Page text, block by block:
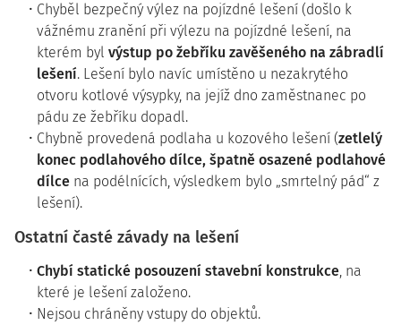
Chyběl bezpečný výlez na pojízdné lešení (došlo k
vážnému zranění při výlezu na pojízdné lešení, na
kterém byl výstup po žebříku zavěšeného na zábradlí
lešení. Lešení bylo navíc umístěno u nezakrytého
otvoru kotlové výsypky, na jejíž dno zaměstnanec po
pádu ze žebříku dopadl.
Chybně provedená podlaha u kozového lešení (zetlelý
konec podlahového dílce, špatně osazené podlahové
dílce na podélnících, výsledkem bylo „smrtelný pád“ z
lešení).
Ostatní časté závady na lešení
Chybí statické posouzení stavební konstrukce, na
které je lešení založeno.
Nejsou chráněny vstupy do objektů.